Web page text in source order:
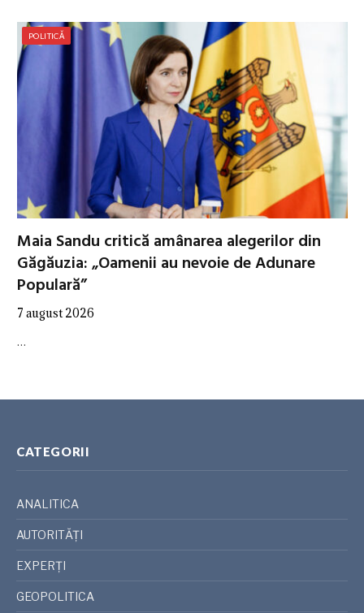
POLITICĂ
Maia Sandu critică amânarea alegerilor din
Găgăuzia: „Oamenii au nevoie de Adunare
Populară”
7 august 2026
…
CATEGORII
ANALITICA
AUTORITĂȚI
EXPERȚI
GEOPOLITICA